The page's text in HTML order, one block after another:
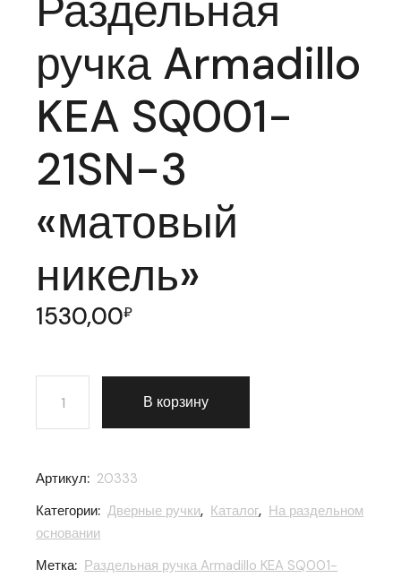
ручка Armadillo
KEA SQ001-
21SN-3
«матовый
никель»
1530,00₽
Количество товара Раздельная ручка Armadillo KEA
В корзину
Артикул: 20333
Категории: Дверные ручки, Каталог, На раздельном
основании
Метка: Раздельная ручка Armadillo KEA SQ001-